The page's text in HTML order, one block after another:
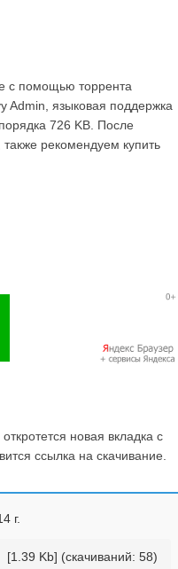
с помощью торрента
Admin, языковая поддержка
726 KB. После
рекомендуем купить
новая вкладка с
ссылка на скачивание.
г.
[1.39 Kb] (cкачиваний: 58)